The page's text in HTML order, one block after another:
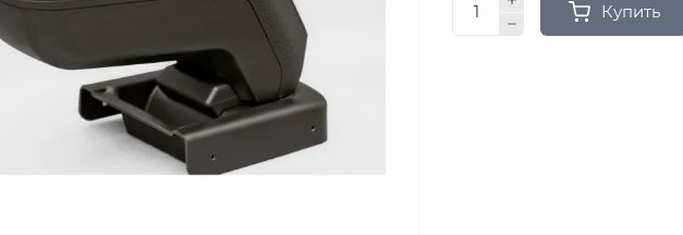
Купить